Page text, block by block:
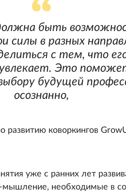
быть
силы в разных
с тем, что
Это
будущей
осознанно,
развитию коворкингов
уже с ранних лет
мышление, необходимые в